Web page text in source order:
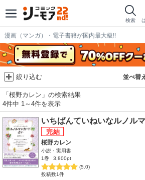
検索
漫画（マンガ）・電子書籍が国内最大級!!
並べ替
絞り込む
「桜野カレン」の検索結果
4件中 1～4件を表示
いちばんていねいなルノル
桜野カレン
小説・実用書
1巻
3,800pt
(5.0)
投稿数1件